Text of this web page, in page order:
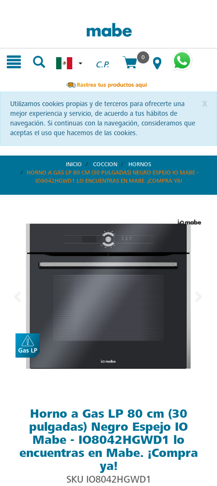
C.P.
0
x
Utilizamos cookies propias y de terceros para ofrecerte una
mejor experiencia y servicio, de acuerdo a tus hábitos de
navegación. Si continuas con la navegación, consideramos que
aceptas el uso que hacemos de las cookies.
INICIO COCCION
HORNOS
HORNO A GAS LP 80 CM (30 PULGADAS) NEGRO ESPEJO IO MABE -
IO8042HGWD1 LO ENCUENTRAS EN MABE. ¡COMPRA YA!
Horno a Gas LP 80 cm (30
pulgadas) Negro Espejo IO
Mabe - IO8042HGWD1 lo
encuentras en Mabe. ¡Compra
ya!
SKU IO8042HGWD1